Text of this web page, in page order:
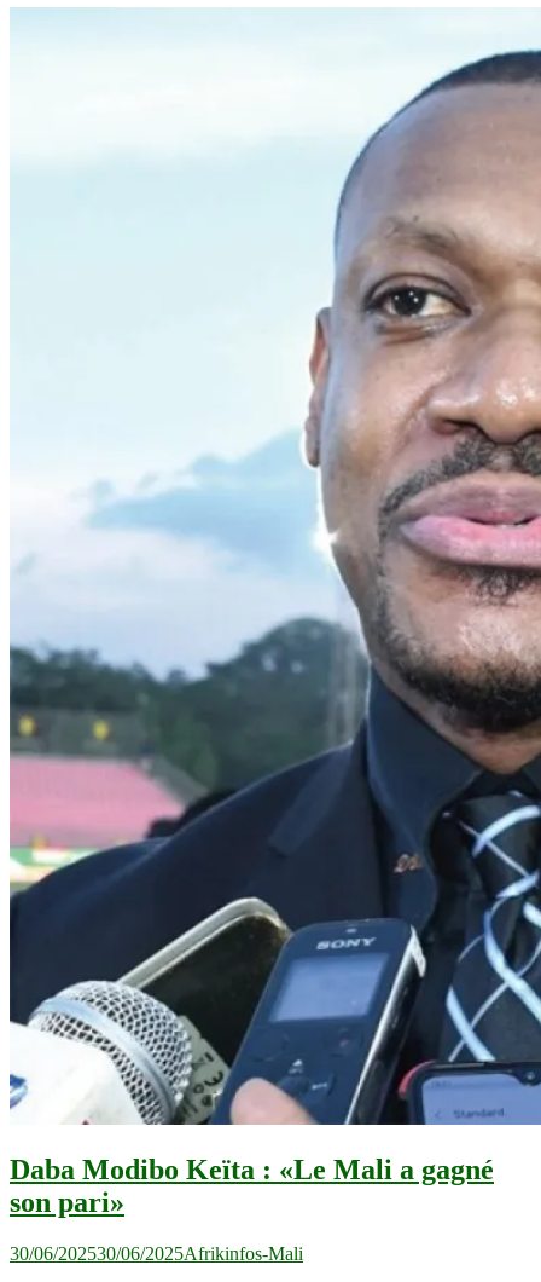
Daba Modibo Keïta : «Le Mali a gagné
son pari»
30/06/202530/06/2025Afrikinfos-Mali